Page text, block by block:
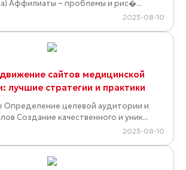
Аффилиаты – проблемы и рис�...
2023-08-10
сайтов медицинской
лучшие стратегии и практики
Определение целевой аудитории и
Создание качественного и уник...
2023-08-10